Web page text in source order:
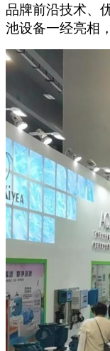
品牌前沿技术、
池设备一经亮相